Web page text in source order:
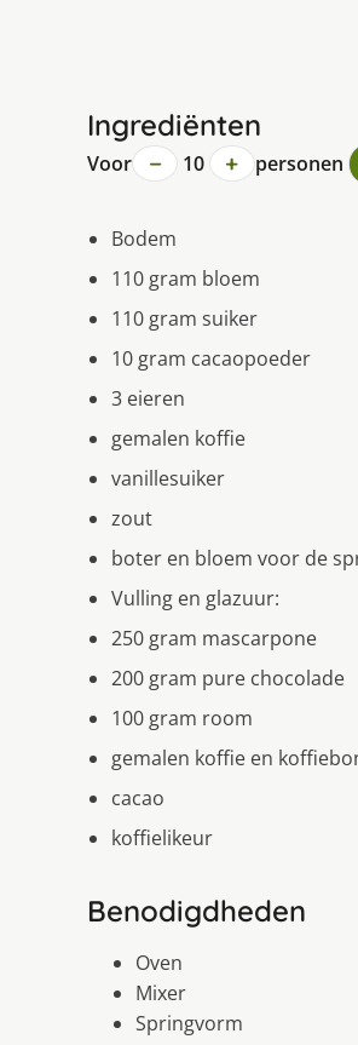
Ingrediënten
Voor − 10 + personen
Bodem
110 gram bloem
110 gram suiker
10 gram cacaopoeder
3 eieren
gemalen koffie
vanillesuiker
zout
boter en bloem voor de
Vulling en glazuur:
250 gram mascarpone
200 gram pure chocolade
100 gram room
gemalen koffie en
cacao
koffielikeur
Benodigdheden
Oven
Mixer
Springvorm